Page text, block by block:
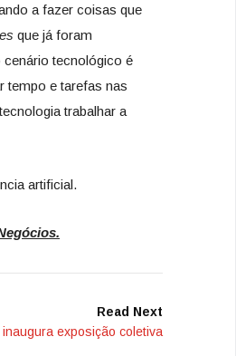
a fazer coisas que
que já foram
tecnológico é
tempo e tarefas nas
trabalhar a
artificial.
Read Next
exposição coletiva